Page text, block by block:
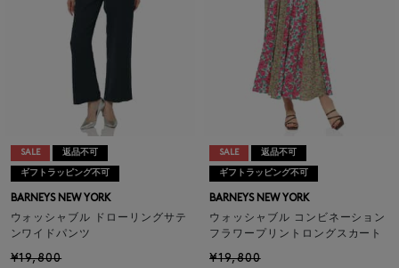
SALE 返品不可
ギフトラッピング不可
BARNEYS NEW YORK
ウォッシャブル ドローリングサテ
ンワイドパンツ
¥19,800
SALE 返品不可
ギフトラッピング不可
BARNEYS NEW YORK
ウォッシャブル コンビネーション
フラワープリントロングスカート
¥19,800